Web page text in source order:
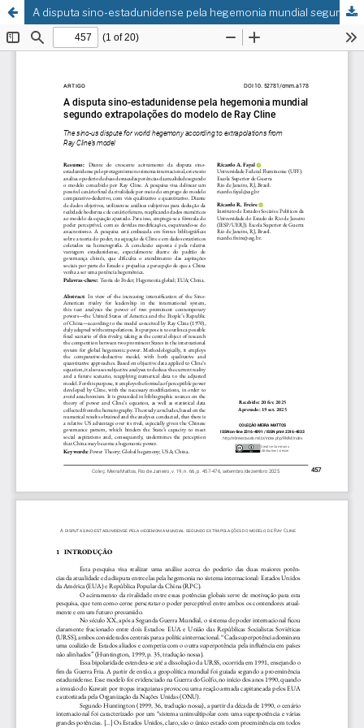
A disputa sino-estadunidense pela hegemonia mundial segundo extrapolações do modelo de Ray Cline